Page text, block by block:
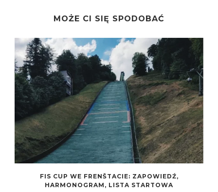
MOŻE CI SIĘ SPODOBAĆ
FIS CUP WE FRENŠTACIE: ZAPOWIEDŹ,
HARMONOGRAM, LISTA STARTOWA